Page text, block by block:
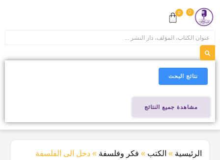
0
0
نتائج البحث
مشاهدة جميع النتائج
الرئيسية » الكتب » فكر وفلسفة »دخل الى الفلسفة